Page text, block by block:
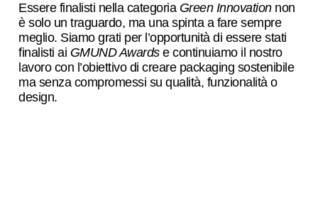
Essere finalisti nella categoria Green Innovationnon
è solo un traguardo, ma una spinta a fare sempre
meglio. Siamo grati per l’opportunità di essere stati
finalisti ai GMUND Awardse continuiamo il nostro
lavoro con l’obiettivo di creare packaging sostenibile
ma senza compromessi su qualità, funzionalità o
design.